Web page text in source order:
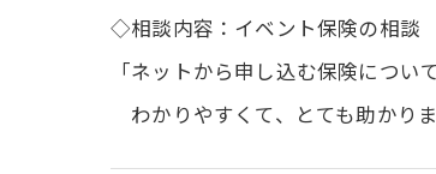
◇相談内容：イベント保険の相談
「ネットから申し込む保険につい
わかりやすくて、とても助かりま